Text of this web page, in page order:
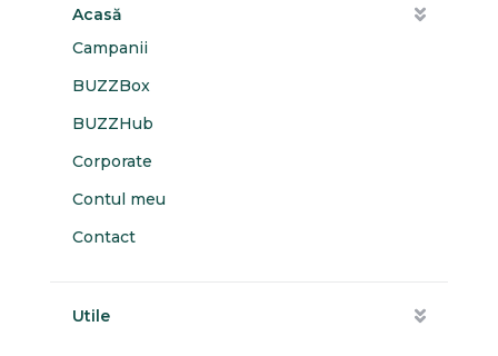
Acasă
Campanii
BUZZBox
BUZZHub
Corporate
Contul meu
Contact
Utile